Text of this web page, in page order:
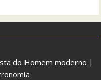
do Homem moderno |